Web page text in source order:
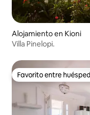
Alojamiento en Kioni
Villa Pinelopi.
Favorito entre
Favorito entre